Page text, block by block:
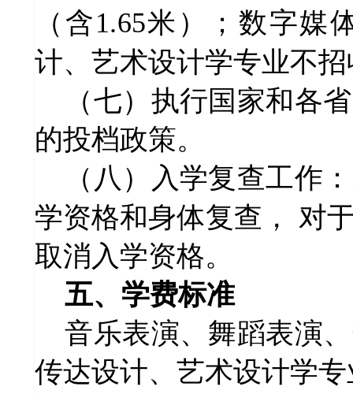
（含1.65米）； 数字媒
计、艺术设计学专业不
（七）执行国家和各
的投档政策。
（八 ）入学复查工作
学资格和身体复查， 对
取消入学资格。
五、 学费标准
音乐表演、舞蹈表演
传达设计、艺术设计学专